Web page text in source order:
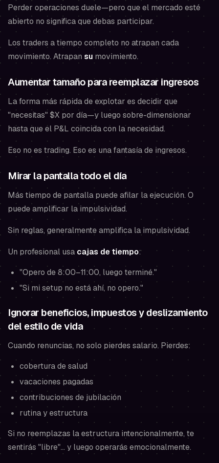
Perder operaciones duele—pero que el mercado esté
abierto no significa que debas participar.
Los traders a tiempo completo no atrapan cada
movimiento. Atrapan su movimiento.
Aumentar tamaño para reemplazar ingresos
La forma más rápida de explotar es decidir que
"necesitas" $X por día—y luego sobre-dimensionar
hasta que el P&L coincida con la necesidad.
Eso no es trading. Eso es una fantasía de ingresos.
Mirar la pantalla todo el día
Más tiempo de pantalla puede afilar la ejecución. O
puede amplificar la impulsividad.
Sin reglas, generalmente amplifica la impulsividad.
Un profesional usa cajas de tiempo:
"Opero de 8:00–11:00, luego terminé."
"Si mi setup no está ahí, no opero."
Ignorar beneficios, impuestos y deslizamiento
del estilo de vida
Cuando renuncias, no solo pierdes salario. Pierdes:
cobertura de salud
vacaciones pagadas
contribuciones de jubilación
rutina y estructura
Si no reemplazas la estructura intencionalmente, te
sentirás "libre"… y luego operarás emocionalmente.